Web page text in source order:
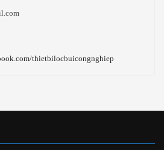
thietbilocbuicongnghiep